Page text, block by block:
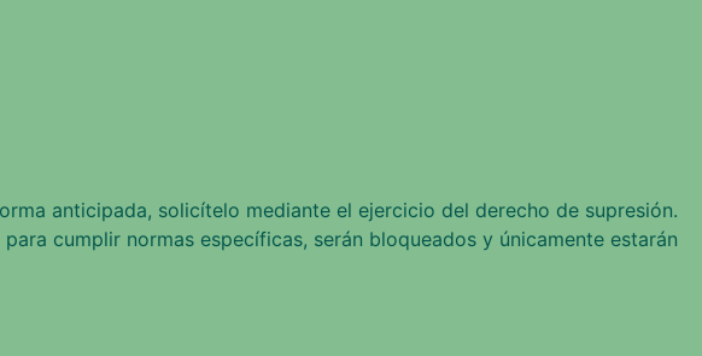
anticipada, solicítelo mediante el ejercicio del derecho de supresión.
cumplir normas específicas, serán bloqueados y únicamente estarán